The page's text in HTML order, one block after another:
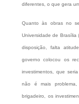
diferentes, o que gera
Quanto às obras no
Universidade de Brasília
disposição, falta
governo colocou os
investimentos, que
não é mais
brigadeiro, os